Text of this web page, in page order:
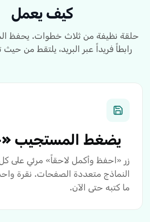
كيف يعمل
حلقة نظيفة من ثلاث خطوات. يحفظ
رابطاً فريداً عبر البريد، يلتقط من
يضغط المستجيب
زر «احفظ وأكمل لاحقاً» مرئي على
النماذج متعددة الصفحات. نقرة
ما كتبه حتى الآن.